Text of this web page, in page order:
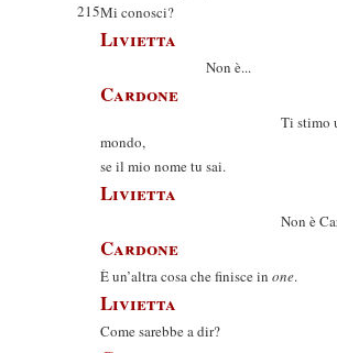
215Mi conosci?
Livietta
Non è...
Cardone
Ti stimo
mondo,
se il mio nome tu sai.
Livietta
Non è
Cardone
È un’altra cosa che finisce in one.
Livietta
Come sarebbe a dir?